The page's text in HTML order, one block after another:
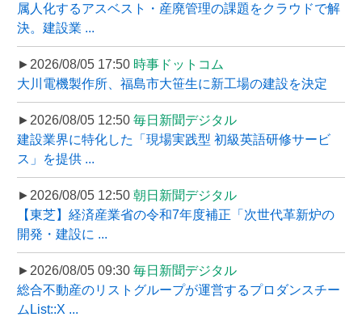
属人化するアスベスト・産廃管理の課題をクラウドで解
決。建設業 ...
►2026/08/05 17:50 時事ドットコム
大川電機製作所、福島市大笹生に新工場の建設を決定
►2026/08/05 12:50 毎日新聞デジタル
建設業界に特化した「現場実践型 初級英語研修サービ
ス」を提供 ...
►2026/08/05 12:50 朝日新聞デジタル
【東芝】経済産業省の令和7年度補正「次世代革新炉の
開発・建設に ...
►2026/08/05 09:30 毎日新聞デジタル
総合不動産のリストグループが運営するプロダンスチー
ムList::X ...